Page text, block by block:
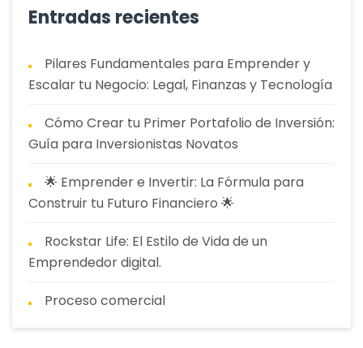
Entradas recientes
Pilares Fundamentales para Emprender y
Escalar tu Negocio: Legal, Finanzas y Tecnología
Cómo Crear tu Primer Portafolio de Inversión:
Guía para Inversionistas Novatos
🌟 Emprender e Invertir: La Fórmula para
Construir tu Futuro Financiero 🌟
Rockstar Life: El Estilo de Vida de un
Emprendedor digital.
Proceso comercial